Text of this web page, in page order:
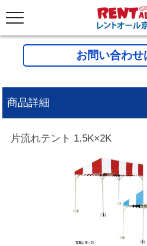
お問い合わせ
商品詳細
片流れテント 1.5K×2K